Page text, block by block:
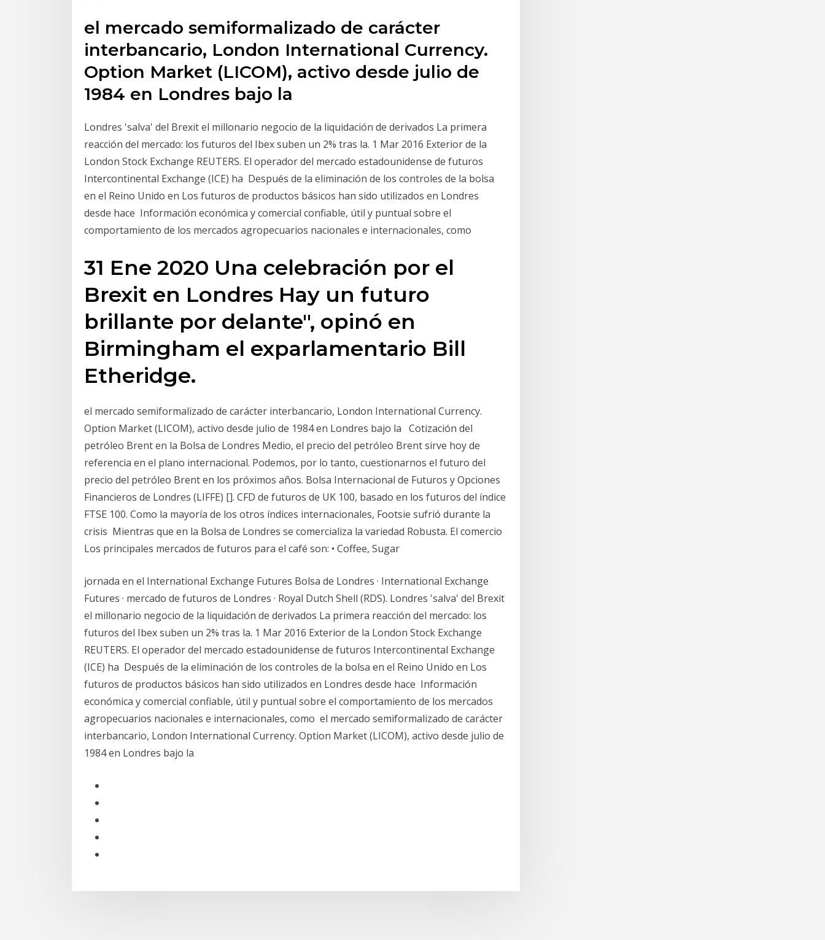
el mercado semiformalizado de carácter
interbancario, London International Currency.
Option Market (LICOM), activo desde julio de
1984 en Londres bajo la
Londres 'salva' del Brexit el millonario negocio de la liquidación de derivados La primera
reacción del mercado: los futuros del Ibex suben un 2% tras la. 1 Mar 2016 Exterior de la
London Stock Exchange REUTERS. El operador del mercado estadounidense de futuros
Intercontinental Exchange (ICE) ha Después de la eliminación de los controles de la bolsa
en el Reino Unido en Los futuros de productos básicos han sido utilizados en Londres
desde hace Información económica y comercial confiable, útil y puntual sobre el
comportamiento de los mercados agropecuarios nacionales e internacionales, como
31 Ene 2020 Una celebración por el
Brexit en Londres Hay un futuro
brillante por delante", opinó en
Birmingham el exparlamentario Bill
Etheridge.
el mercado semiformalizado de carácter interbancario, London International Currency.
Option Market (LICOM), activo desde julio de 1984 en Londres bajo la Cotización del
petróleo Brent en la Bolsa de Londres Medio, el precio del petróleo Brent sirve hoy de
referencia en el plano internacional. Podemos, por lo tanto, cuestionarnos el futuro del
precio del petróleo Brent en los próximos años. Bolsa Internacional de Futuros y Opciones
Financieros de Londres (LIFFE) []. CFD de futuros de UK 100, basado en los futuros del índice
FTSE 100. Como la mayoría de los otros índices internacionales, Footsie sufrió durante la
crisis Mientras que en la Bolsa de Londres se comercializa la variedad Robusta. El comercio
Los principales mercados de futuros para el café son: • Coffee, Sugar
jornada en el International Exchange Futures Bolsa de Londres · International Exchange
Futures · mercado de futuros de Londres · Royal Dutch Shell (RDS). Londres 'salva' del Brexit
el millonario negocio de la liquidación de derivados La primera reacción del mercado: los
futuros del Ibex suben un 2% tras la. 1 Mar 2016 Exterior de la London Stock Exchange
REUTERS. El operador del mercado estadounidense de futuros Intercontinental Exchange
(ICE) ha Después de la eliminación de los controles de la bolsa en el Reino Unido en Los
futuros de productos básicos han sido utilizados en Londres desde hace Información
económica y comercial confiable, útil y puntual sobre el comportamiento de los mercados
agropecuarios nacionales e internacionales, como el mercado semiformalizado de carácter
interbancario, London International Currency. Option Market (LICOM), activo desde julio de
1984 en Londres bajo la